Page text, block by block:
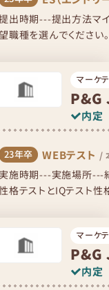
出時期---提出方法マ
職種を選んでください
マーケ
P&G
内定
23年卒 WEBテスト /
実施時期---実施場所---
格テストとIQテスト性
マーケ
P&G
内定